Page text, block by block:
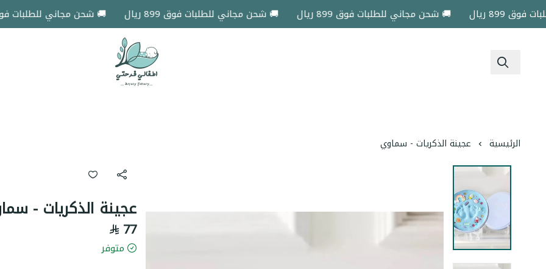
ريال 🚚 شحن مجاني للطلبات فوق 899 ريال 🚚 شحن مجاني للطلبات فوق 899 ريال 🚚 شحن مجاني للطلبات فوق 899 ريال
اطفالي فرحتي
الرئيسية عجينة الذكريات - سماوي
عجينة الذكريات -
77
متوفر